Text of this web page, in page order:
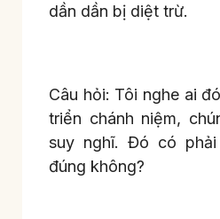
dần dần bị diệt trừ.
Câu hỏi: Tôi nghe ai
triển chánh niệm,
suy nghĩ. Đó có
đúng không?